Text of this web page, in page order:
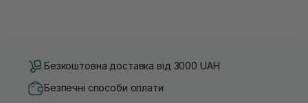
Безкоштовна доставка від 3000 UAH
Безпечні способи оплати